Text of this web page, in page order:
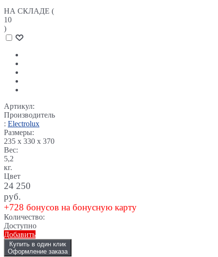
НА СКЛАДЕ (
10
)
Артикул:
Производитель
: Electrolux
Размеры:
235 x 330 x 370
Вес:
5,2
кг.
Цвет
24 250
руб.
+728 бонусов на бонусную карту
Количество:
Доступно
Добавить
Купить в один клик
Оформление заказа